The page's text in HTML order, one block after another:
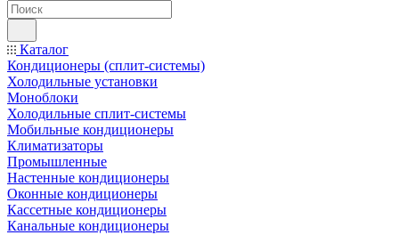
Каталог
Кондиционеры (сплит-системы)
Холодильные установки
Моноблоки
Холодильные сплит-системы
Мобильные кондиционеры
Климатизаторы
Промышленные
Настенные кондиционеры
Оконные кондиционеры
Кассетные кондиционеры
Канальные кондиционеры